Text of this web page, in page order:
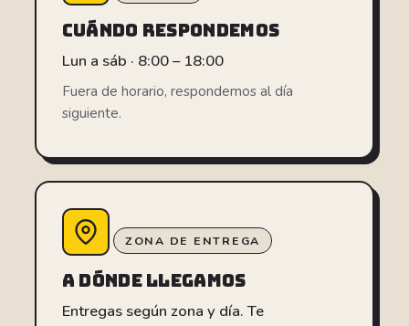
CUÁNDO RESPONDEMOS
Lun a sáb · 8:00 – 18:00
Fuera de horario, respondemos al día
siguiente.
ZONA DE ENTREGA
A DÓNDE LLEGAMOS
Entregas según zona y día. Te